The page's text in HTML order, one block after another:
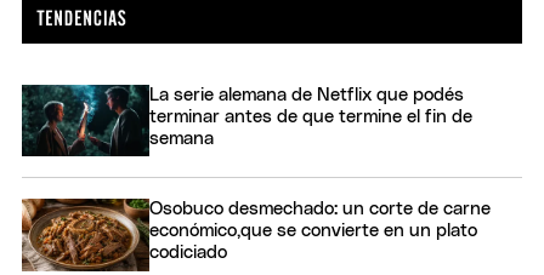
La serie alemana de Netflix que podés
terminar antes de que termine el fin de
semana
Osobuco desmechado: un corte de carne
económico,que se convierte en un plato
codiciado